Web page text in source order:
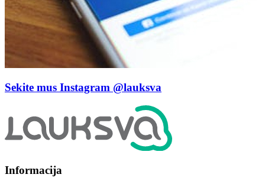
Sekite mus Instagram @lauksva
Informacija